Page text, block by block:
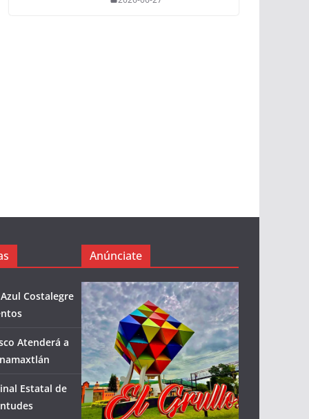
Costalegre
Atenderá a
Estatal de
Anúnciate